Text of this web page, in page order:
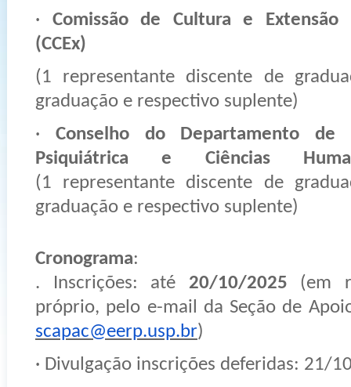
· Comissão de Cultura e Extensão
(CCEx)
(1 representante discente de
graduação e respectivo suplente)
· Conselho do Departamento de
Psiquiátrica e Ciências
(1 representante discente de
graduação e respectivo suplente)
Cronograma:
. Inscrições: até 20/10/2025 (em
próprio, pelo e-mail da Seção de
scapac@eerp.usp.br)
· Divulgação inscrições deferidas: 21/